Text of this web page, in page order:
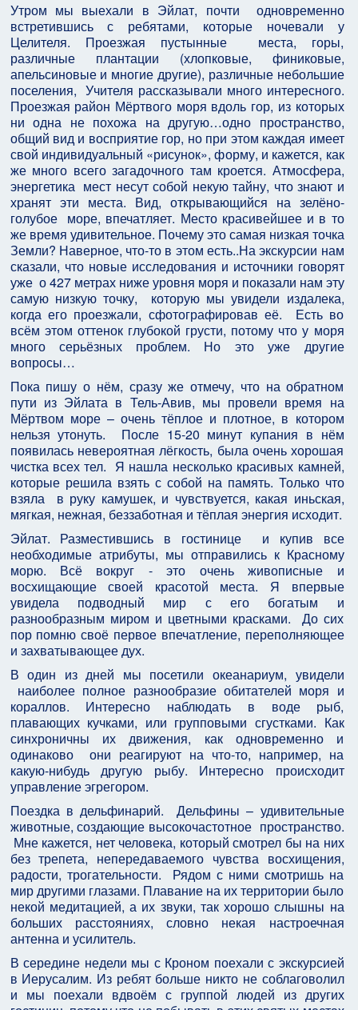
Утром мы выехали в Эйлат, почти одновременно
встретившись с ребятами, которые ночевали у
Целителя. Проезжая пустынные места, горы,
различные плантации (хлопковые, финиковые,
апельсиновые и многие другие), различные небольшие
поселения, Учителя рассказывали много интересного.
Проезжая район Мёртвого моря вдоль гор, из которых
ни одна не похожа на другую…одно пространство,
общий вид и восприятие гор, но при этом каждая имеет
свой индивидуальный «рисунок», форму, и кажется, как
же много всего загадочного там кроется. Атмосфера,
энергетика мест несут собой некую тайну, что знают и
хранят эти места. Вид, открывающийся на зелёно-
голубое море, впечатляет. Место красивейшее и в то
же время удивительное. Почему это самая низкая точка
Земли? Наверное, что-то в этом есть..На экскурсии нам
сказали, что новые исследования и источники говорят
уже о 427 метрах ниже уровня моря и показали нам эту
самую низкую точку, которую мы увидели издалека,
когда его проезжали, сфотографировав её. Есть во
всём этом оттенок глубокой грусти, потому что у моря
много серьёзных проблем. Но это уже другие
вопросы…
Пока пишу о нём, сразу же отмечу, что на обратном
пути из Эйлата в Тель-Авив, мы провели время на
Мёртвом море – очень тёплое и плотное, в котором
нельзя утонуть. После 15-20 минут купания в нём
появилась невероятная лёгкость, была очень хорошая
чистка всех тел. Я нашла несколько красивых камней,
которые решила взять с собой на память. Только что
взяла в руку камушек, и чувствуется, какая иньская,
мягкая, нежная, беззаботная и тёплая энергия исходит.
Эйлат. Разместившись в гостинице и купив все
необходимые атрибуты, мы отправились к Красному
морю. Всё вокруг - это очень живописные и
восхищающие своей красотой места. Я впервые
увидела подводный мир с его богатым и
разнообразным миром и цветными красками. До сих
пор помню своё первое впечатление, переполняющее
и захватывающее дух.
В один из дней мы посетили океанариум, увидели
наиболее полное разнообразие обитателей моря и
кораллов. Интересно наблюдать в воде рыб,
плавающих кучками, или групповыми сгустками. Как
синхроничны их движения, как одновременно и
одинаково они реагируют на что-то, например, на
какую-нибудь другую рыбу. Интересно происходит
управление эгрегором.
Поездка в дельфинарий. Дельфины – удивительные
животные, создающие высокочастотное пространство.
Мне кажется, нет человека, который смотрел бы на них
без трепета, непередаваемого чувства восхищения,
радости, трогательности. Рядом с ними смотришь на
мир другими глазами. Плавание на их территории было
некой медитацией, а их звуки, так хорошо слышны на
больших расстояниях, словно некая настроечная
антенна и усилитель.
В середине недели мы с Кроном поехали с экскурсией
в Иерусалим. Из ребят больше никто не соблаговолил
и мы поехали вдвоём с группой людей из других